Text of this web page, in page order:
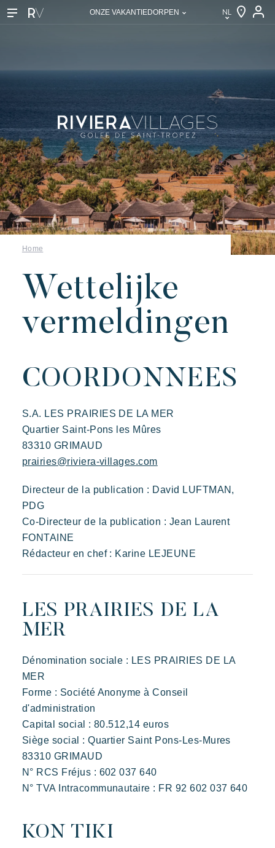
NL
FR
DE
IT
ONZE VAKANTIEDORPEN
Onze vakantiedorpen
Prairies de la mer
Polynesisch geïnspireerde Lodges, een adembenemend
De Riviera Villages ervaring
De kunst van gastvrijheid
Uw volgende vakantie
Actieve vakantie
Evenementen & festivals
Riviera Villages applicatie
Onze aanbiedingen
Neem contact met ons op
Home
Wettelijke
vermeldingen
COORDONNEES
S.A. LES PRAIRIES DE LA MER
Quartier Saint-Pons les Mûres
83310 GRIMAUD
prairies@riviera-villages.com
Directeur de la publication : David LUFTMAN,
PDG
Co-Directeur de la publication : Jean Laurent
FONTAINE
Rédacteur en chef : Karine LEJEUNE
LES PRAIRIES DE LA
MER
Dénomination sociale : LES PRAIRIES DE LA
MER
Forme : Société Anonyme à Conseil
d'administration
Capital social : 80.512,14 euros
Siège social : Quartier Saint Pons-Les-Mures
83310 GRIMAUD
N° RCS Fréjus : 602 037 640
N° TVA Intracommunautaire : FR 92 602 037 640
KON TIKI